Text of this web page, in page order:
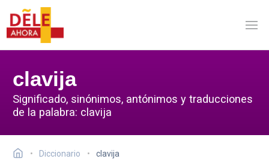
clavija
Significado, sinónimos, antónimos y traducciones
de la palabra: clavija
Diccionario clavija